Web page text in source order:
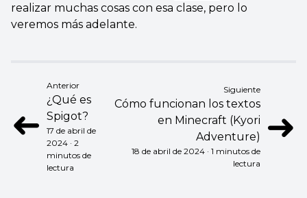
realizar muchas cosas con esa clase, pero lo
veremos más adelante.
➜
Anterior
¿Qué es
Spigot?
17 de abril de
2024 · 2
minutos de
lectura
Siguiente
Cómo funcionan los textos
en Minecraft (Kyori
Adventure)
18 de abril de 2024 · 1 minutos de
lectura
➜